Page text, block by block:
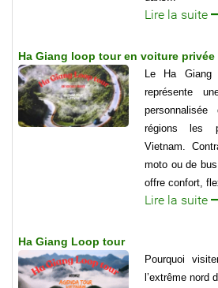
Lire la suite
Ha Giang loop tour en voiture privée
Le Ha
représente
régions les
Vietnam.
moto ou de
offre confort,
Lire la suite
Ha Giang Loop tour
Pourquoi
l’extrême nord